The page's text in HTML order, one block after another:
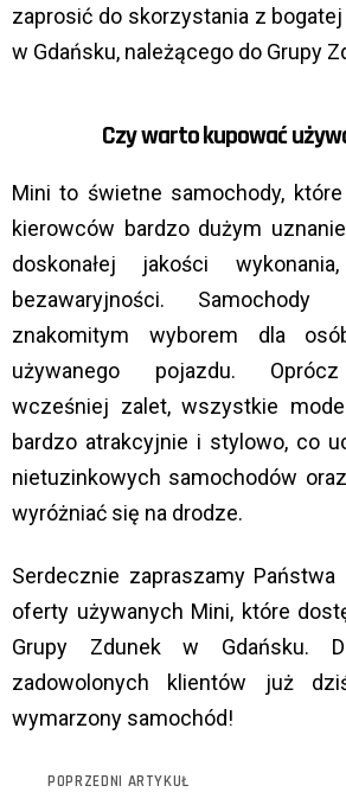
zaprosić do skorzystania z
w Gdańsku, należącego do Grupy
Czy warto kupować
Mini to świetne samochody,
kierowców bardzo dużym
doskonałej jakości
bezawaryjności.
znakomitym wyborem dla
używanego pojazdu.
wcześniej zalet, wszystkie
bardzo atrakcyjnie i stylowo, co
nietuzinkowych samochodów
wyróżniać się na drodze.
Serdecznie zapraszamy
oferty używanych Mini, które
Grupy Zdunek w Gdańsku.
zadowolonych klientów już
wymarzony samochód!
POPRZEDNI ARTYKUŁ